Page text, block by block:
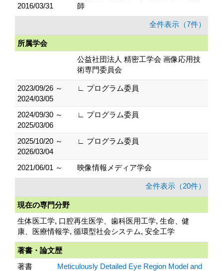
2016/03/31
師
全件表示（7件）
所属学会
公益社団法人 精密工学会 画像応用技
術専門委員会
2023/09/26 ～
2024/03/05
∟ プログラム委員
2024/09/30 ～
2025/03/06
∟ プログラム委員
2025/10/20 ～
2026/03/04
∟ プログラム委員
2021/06/01 ～ 映像情報メディア学会
全件表示（20件）
現在の専門分野
生体医工学, 口腔再生医学、歯科医用工学, 生命、健
康、医療情報学, 循環型社会システム, 安全工学
著書・論文歴
著書
Meticulously Detailed Eye Region Model and